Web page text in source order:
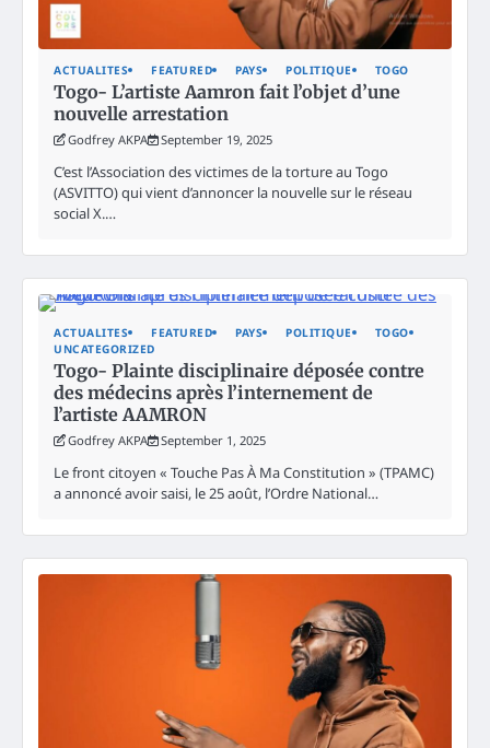
ACTUALITES FEATURED PAYS POLITIQUE TOGO
Togo- L’artiste Aamron fait l’objet d’une
nouvelle arrestation
Godfrey AKPA September 19, 2025
C’est l’Association des victimes de la torture au Togo
(ASVITTO) qui vient d’annoncer la nouvelle sur le réseau
social X.…
ACTUALITES FEATURED PAYS POLITIQUE
TOGO
UNCATEGORIZED
Togo- Plainte disciplinaire déposée contre
des médecins après l’internement de
l’artiste AAMRON
Godfrey AKPA September 1, 2025
Le front citoyen « Touche Pas À Ma Constitution » (TPAMC)
a annoncé avoir saisi, le 25 août, l’Ordre National…